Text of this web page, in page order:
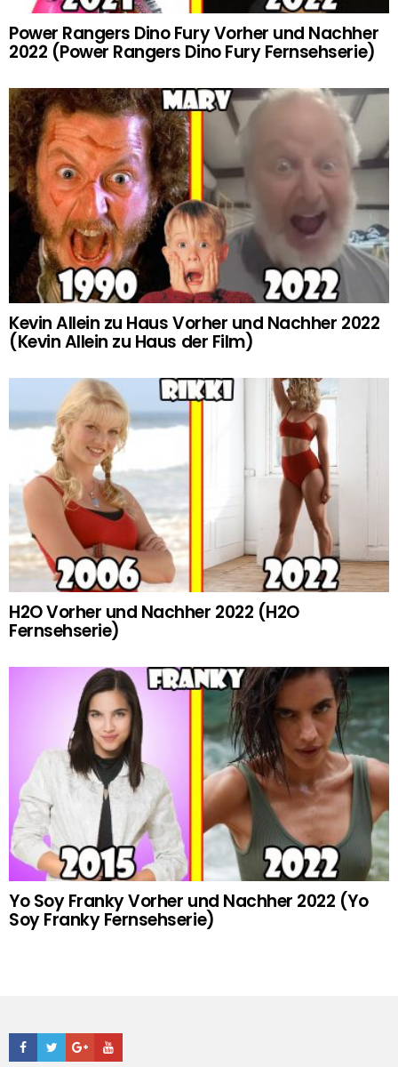
Power Rangers Dino Fury Vorher und Nachher
2022 (Power Rangers Dino Fury Fernsehserie)
Kevin Allein zu Haus Vorher und Nachher 2022
(Kevin Allein zu Haus der Film)
H2O Vorher und Nachher 2022 (H2O
Fernsehserie)
Yo Soy Franky Vorher und Nachher 2022 (Yo
Soy Franky Fernsehserie)
Facebook
TwitterGoogle+Youtube